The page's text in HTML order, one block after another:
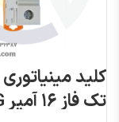
تک فاز ۱۶ آمپر AEG